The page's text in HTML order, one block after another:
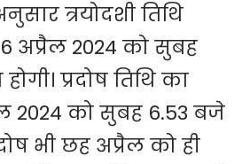
त्रयोदशी तिथि
अप्रैल 2024 को सुबह
प्रदोष तिथि का
2024 को सुबह 6.53 बजे
भी छह अप्रैल को ही